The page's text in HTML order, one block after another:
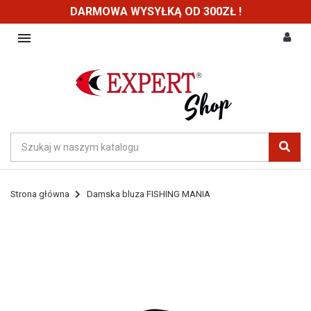
DARMOWA WYSYŁKĄ OD 300ZŁ !

Strona główna Damska bluza FISHING MANIA